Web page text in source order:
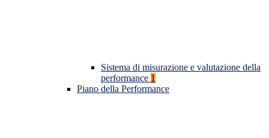
Sistema di misurazione e valutazione della
performance 1
Piano della Performance